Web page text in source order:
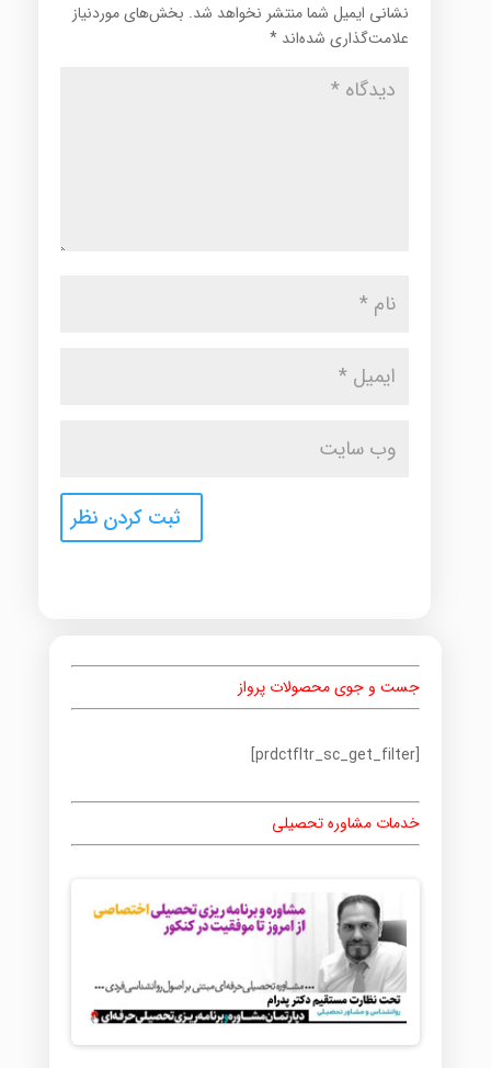
نشانی ایمیل شما منتشر نخواهد شد. بخش‌های موردنیاز
علامت‌گذاری شده‌اند *
جست و جوی محصولات پرواز
[prdctfltr_sc_get_filter]
خدمات مشاوره تحصیلی